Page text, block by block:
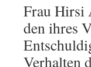
Frau Hirsi
den ihres
Verhalten